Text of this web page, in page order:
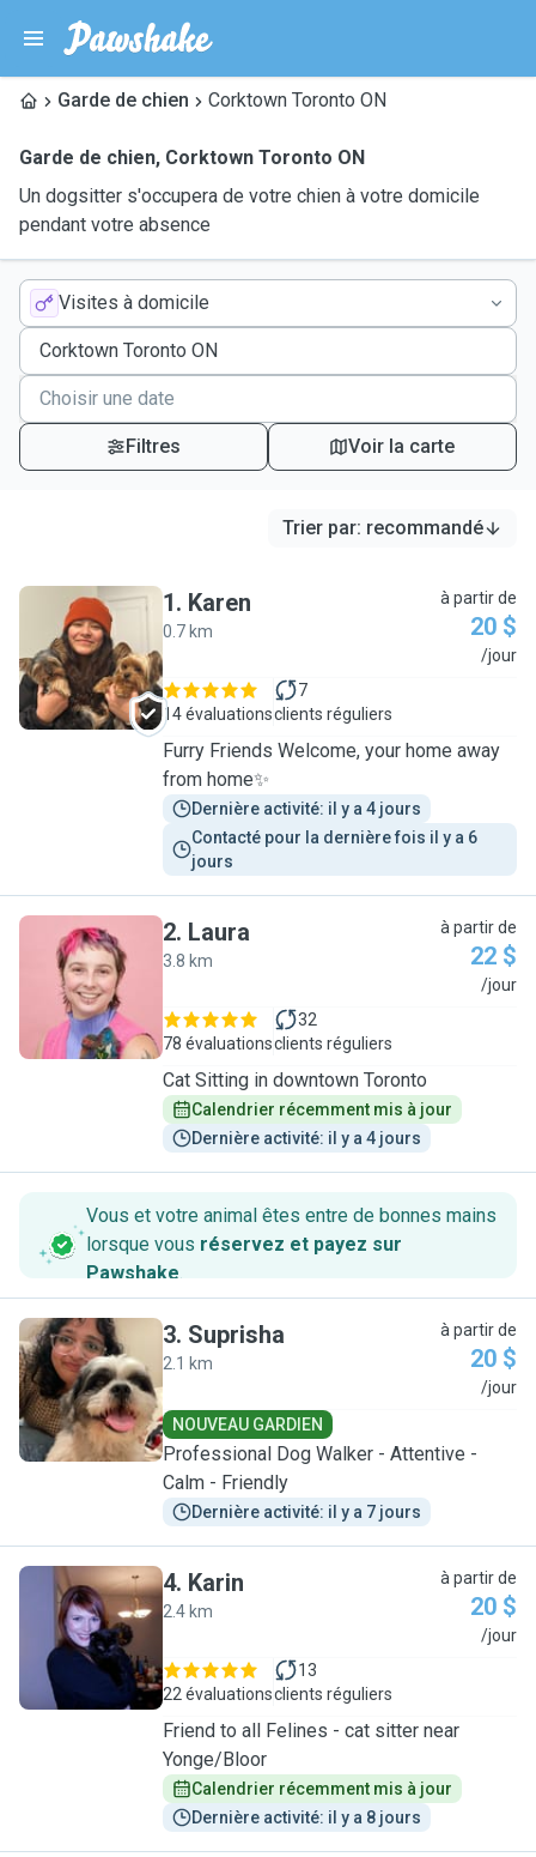
Garde de chien Corktown Toronto ON
Garde de chien, Corktown Toronto ON
Un dogsitter s'occupera de votre chien à votre domicile
pendant votre absence
Visites à domicile
Filtres Voir la carte
Trier par: recommandé
K
1. Karen
0.7 km
à partir de
20 $
/jour
14 évaluations
7
clients réguliers
Furry Friends Welcome, your home away
from home✨
Dernière activité: il y a 4 jours
Contacté pour la dernière fois il y a 6
jours
L
2. Laura
3.8 km
à partir de
22 $
/jour
78 évaluations
32
clients réguliers
Cat Sitting in downtown Toronto
Calendrier récemment mis à jour
Dernière activité: il y a 4 jours
Vous et votre animal êtes entre de bonnes mains
lorsque vous réservez et payez sur
Pawshake.
S
3. Suprisha
2.1 km
à partir de
20 $
/jour
NOUVEAU GARDIEN
Professional Dog Walker - Attentive -
Calm - Friendly
Dernière activité: il y a 7 jours
K
4. Karin
2.4 km
à partir de
20 $
/jour
22 évaluations
13
clients réguliers
Friend to all Felines - cat sitter near
Yonge/Bloor
Calendrier récemment mis à jour
Dernière activité: il y a 8 jours